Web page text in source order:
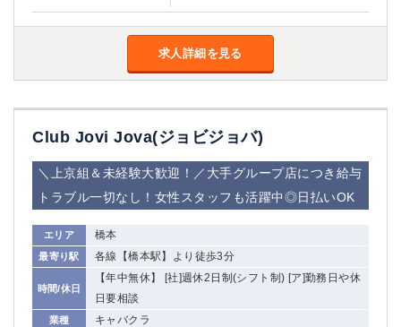
求人詳細を見る
Club Jovi Jova(ジョビジョバ)
＼上京組＆未経験大歓迎！／大手グループ店につき給与
トラブル一切なし！女性スタッフも活躍中◎日払いOK
エリア 橋本
最寄り駅 各線【橋本駅】より徒歩3分
時間/休日
【年中無休】 [社]週休2日制(シフト制) [ア]勤務日や休
日要相談
業種 キャバクラ